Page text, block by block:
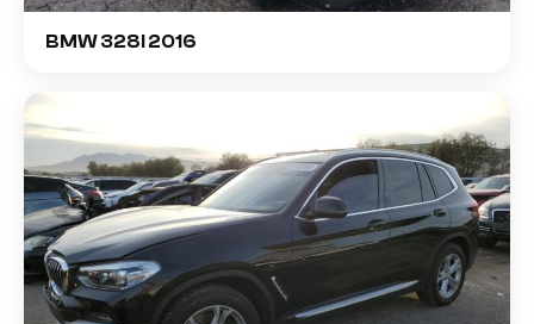
BMW 328I 2016